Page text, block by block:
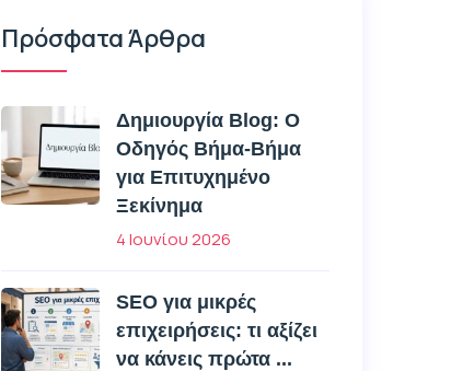
Πρόσφατα Άρθρα
Δημιουργία Blog: Ο
Οδηγός Βήμα-Βήμα
για Επιτυχημένο
Ξεκίνημα
4 Ιουνίου 2026
SEO για μικρές
επιχειρήσεις: τι αξίζει
να κάνεις πρώτα ...